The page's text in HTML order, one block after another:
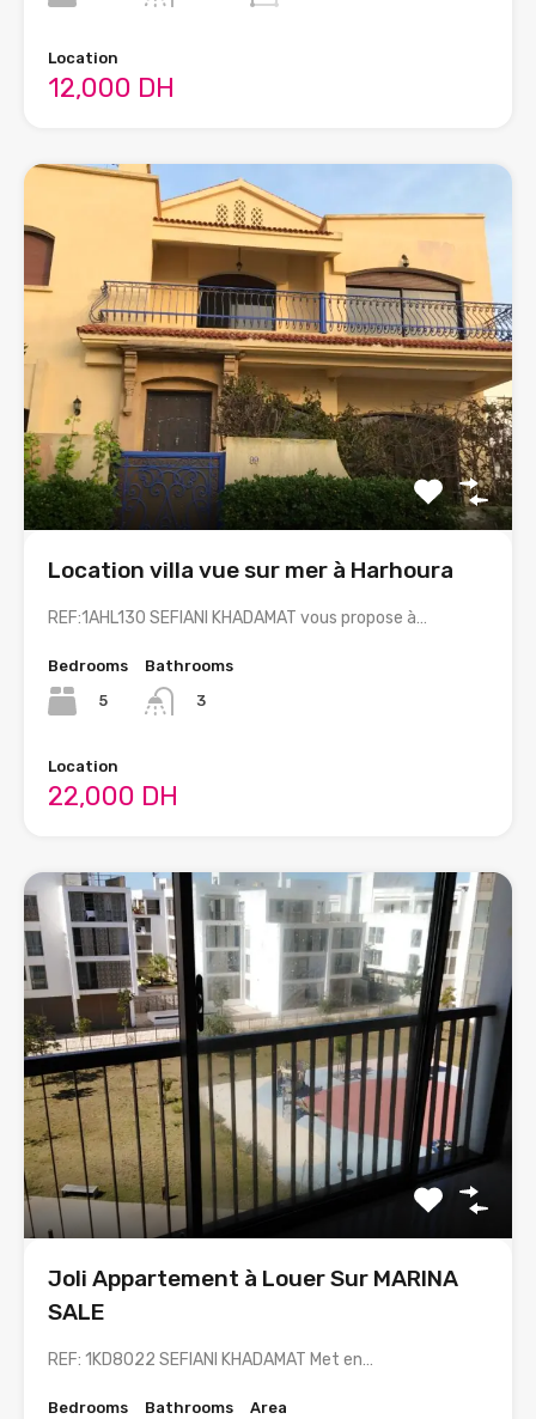
Location
12,000 DH
Location villa vue sur mer à Harhoura
REF:1AHL130 SEFIANI KHADAMAT vous propose à…
Bedrooms
5
Bathrooms
3
Location
22,000 DH
Joli Appartement à Louer Sur MARINA
SALE
REF: 1KD8022 SEFIANI KHADAMAT Met en…
Bedrooms
Bathrooms
Area